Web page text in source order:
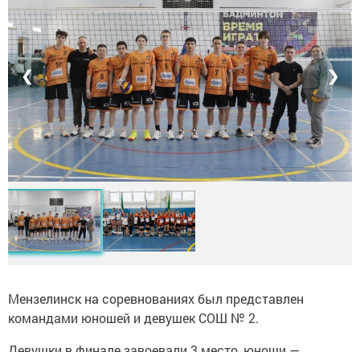
❮ ❯
Мензелинск на соревнованиях был представлен
командами юношей и девушек СОШ № 2.